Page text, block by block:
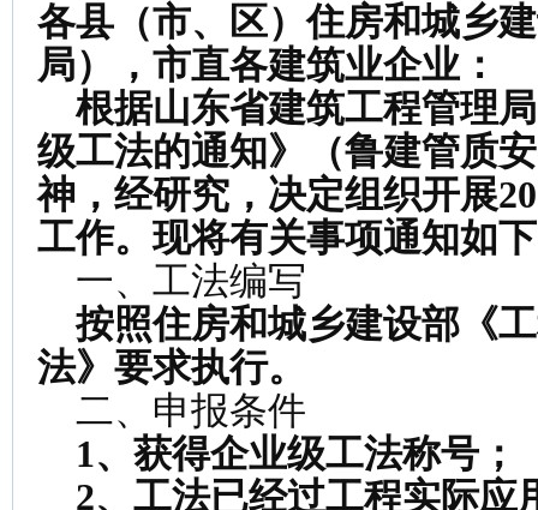
各县（市、区）住房和城乡
局），市直各建筑业企业：
根据山东省建筑工程管理
级工法的通知》（鲁建管质
神，经研究，决定组织开展
工作。现将有关事项通知如
一、工法编写
按照住房和城乡建设部《
法》要求执行。
二、申报条件
1、获得企业级工法称号；
2、工法已经过工程实际应